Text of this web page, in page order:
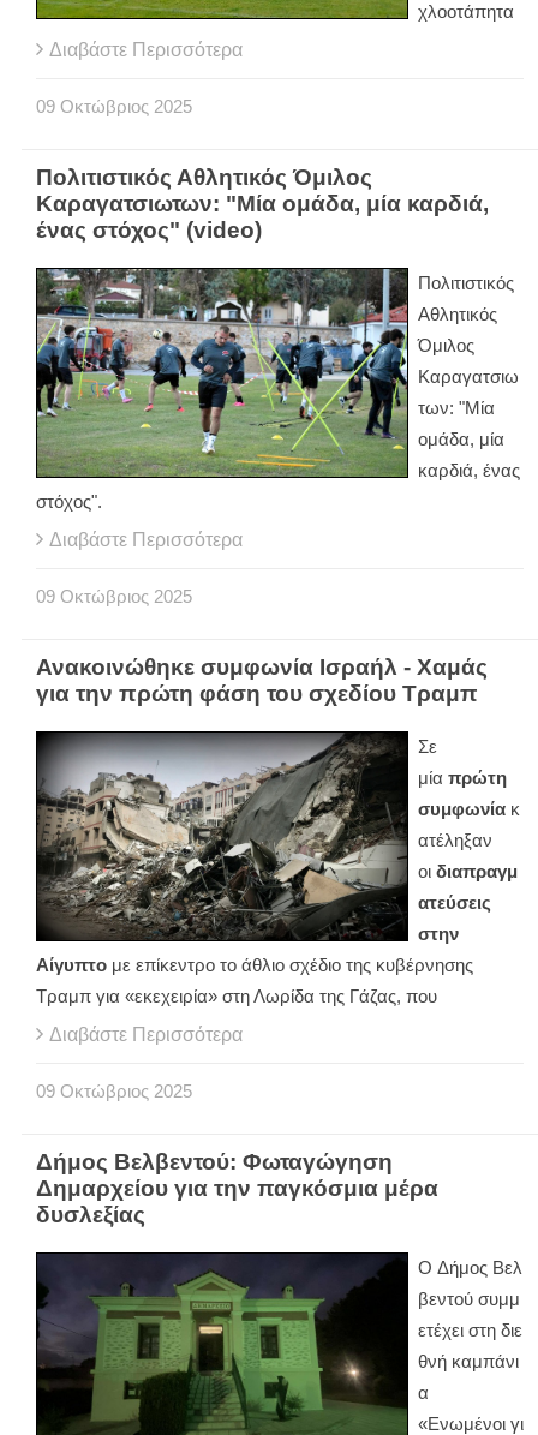
χλοοτάπητα
Διαβάστε Περισσότερα
09 Οκτώβριος 2025
Πολιτιστικός Αθλητικός Όμιλος
Καραγατσιωτων: "Μία ομάδα, μία καρδιά,
ένας στόχος" (video)
Πολιτιστικός
Αθλητικός
Όμιλος
Καραγατσιω
των: "Μία
ομάδα, μία
καρδιά, ένας
στόχος".
Διαβάστε Περισσότερα
09 Οκτώβριος 2025
Ανακοινώθηκε συμφωνία Ισραήλ - Χαμάς
για την πρώτη φάση του σχεδίου Τραμπ
Σε
μία πρώτη
συμφωνία κ
ατέληξαν
οι διαπραγμ
ατεύσεις
στην
Αίγυπτο με επίκεντρο το άθλιο σχέδιο της κυβέρνησης
Τραμπ για «εκεχειρία» στη Λωρίδα της Γάζας, που
Διαβάστε Περισσότερα
09 Οκτώβριος 2025
Δήμος Βελβεντού: Φωταγώγηση
Δημαρχείου για την παγκόσμια μέρα
δυσλεξίας
Ο Δήμος Βελ
βεντού συμμ
ετέχει στη διε
θνή καμπάνι
α
«Ενωμένοι γι